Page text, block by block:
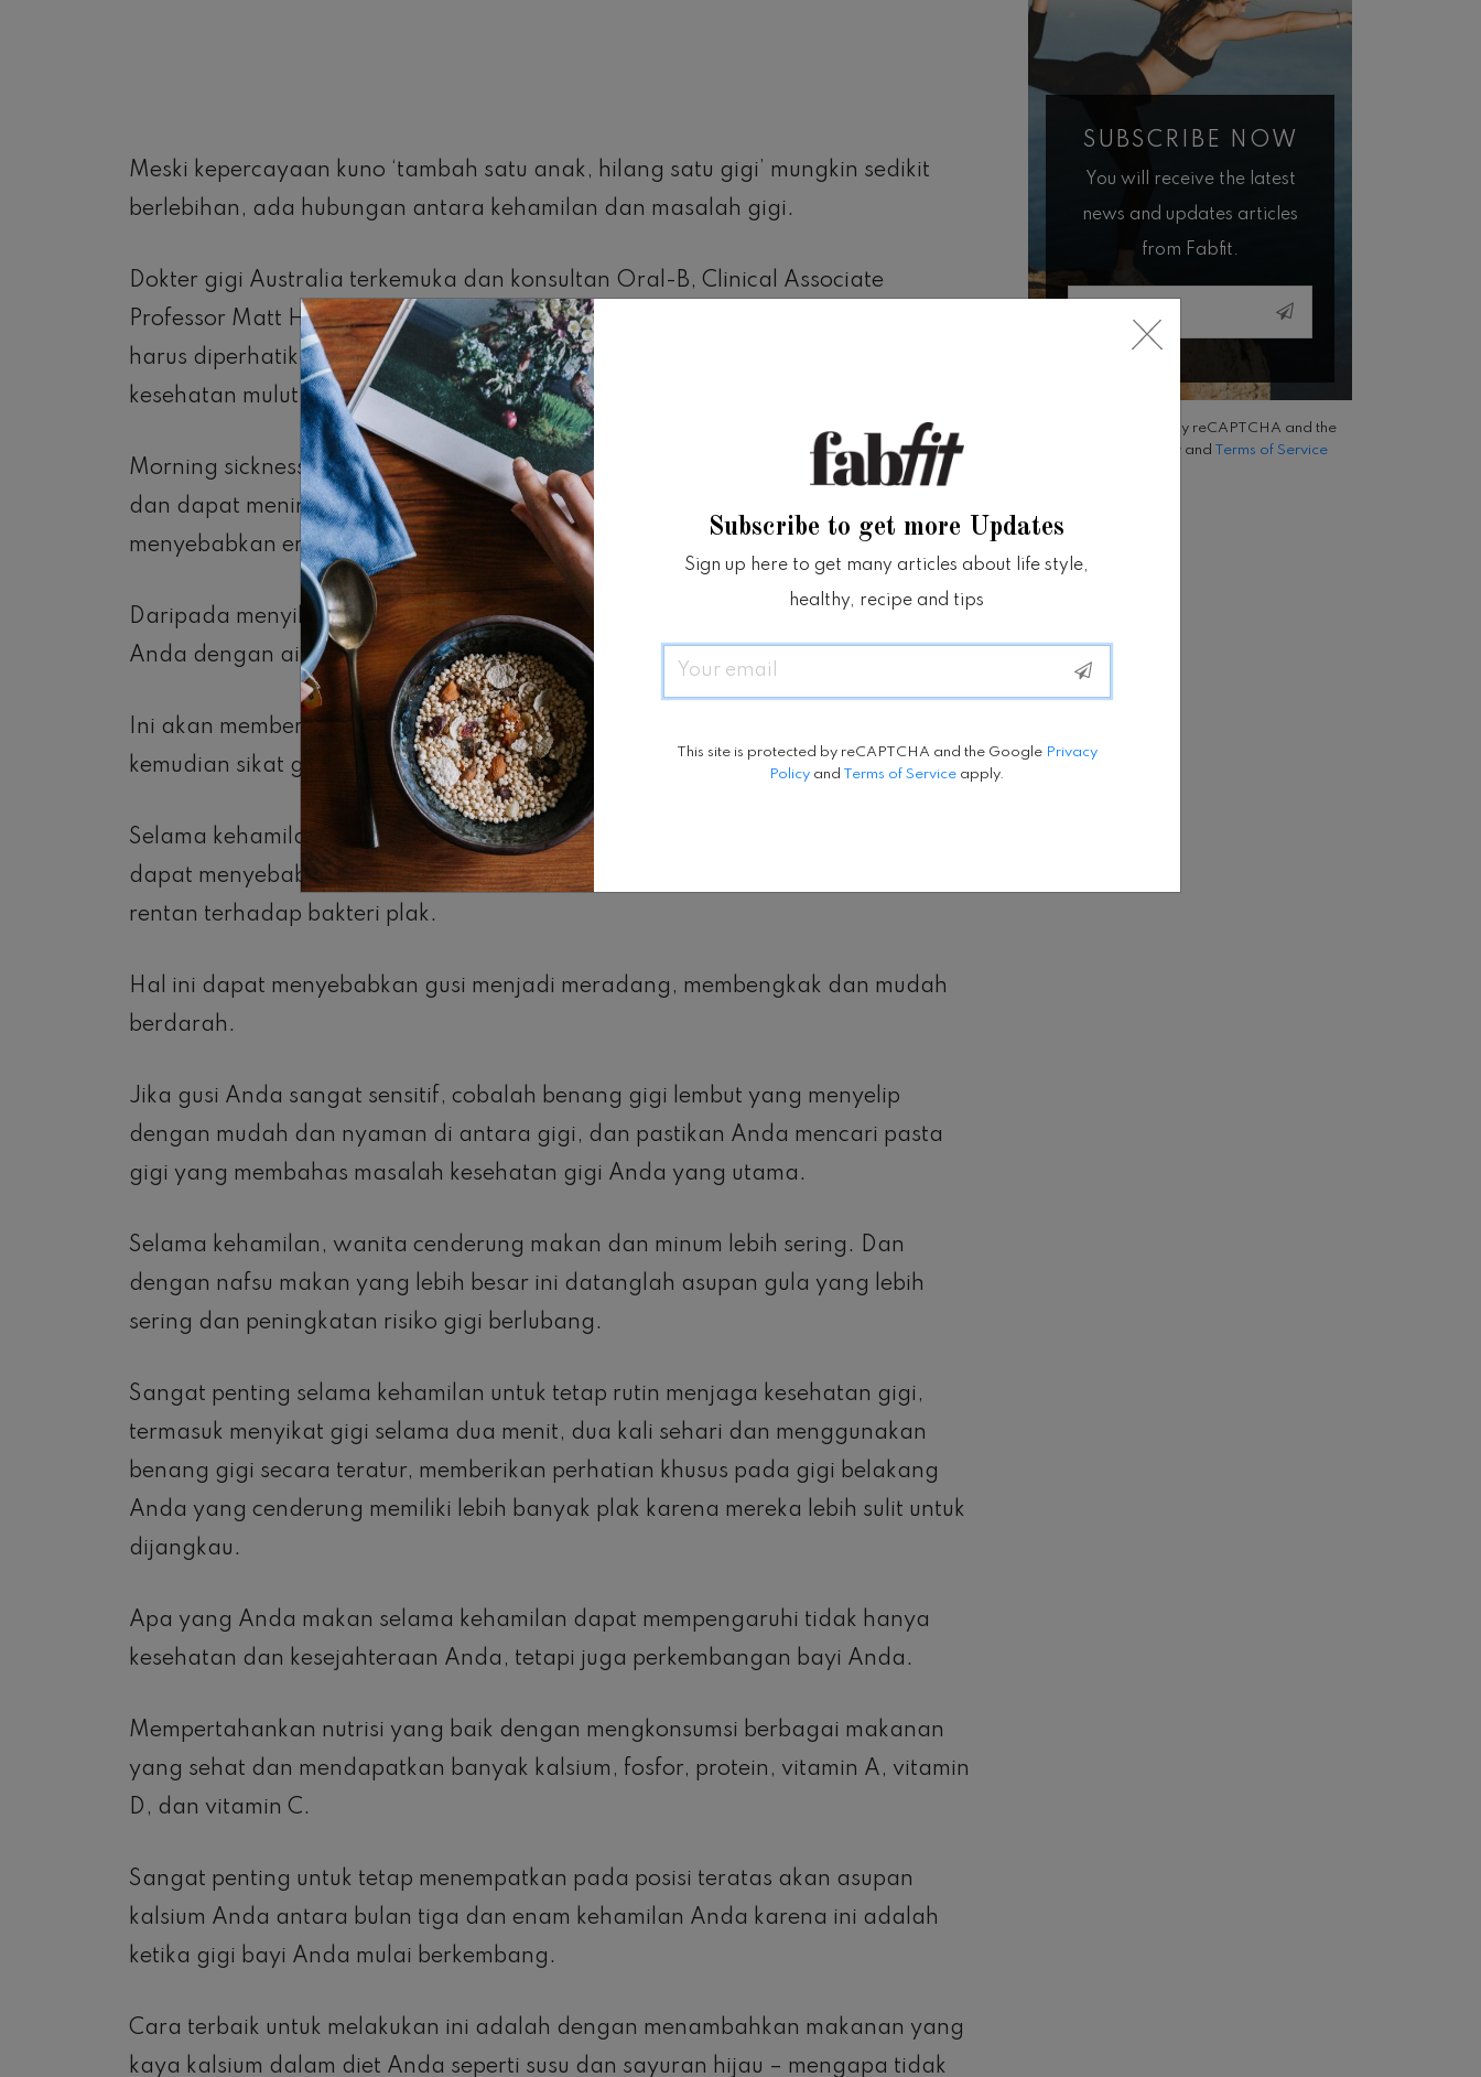
Meski kepercayaan kuno ‘tambah satu anak, hilang satu gigi’ mungkin sedikit
berlebihan, ada hubungan antara kehamilan dan masalah gigi.
Dokter gigi Australia terkemuka dan konsultan Oral-B, Clinical Associate
Professor Matt Hopcraft membagikan beberapa kekhawatiran terbesar yang
harus diperhatikan oleh para calon ibu, dan tips tentang cara untuk menjaga
kesehatan mulut yang baik selama kehamilan.
Morning sickness adalah yang paling umum selama trimester pertama kehamilan
dan dapat meningkatkan kadar keasaman dalam mulut Anda, sehingga
menyebabkan erosi pada enamel gigi.
Daripada menyikat gigi segera setelah terjadinya morning sickness, bilas mulut
Anda dengan air terlebih dahulu.
Ini akan memberikan waktu bagi air liur Anda untuk menetralkan efek asam, dan
kemudian sikat gigi Anda sekitar 60 menit kemudian.
Selama kehamilan, perubahan hormonal dengan estrogen dan progesteron
dapat menyebabkan lebih banyak darah mengalir ke gusi, membuat mereka lebih
rentan terhadap bakteri plak.
Hal ini dapat menyebabkan gusi menjadi meradang, membengkak dan mudah
berdarah.
Jika gusi Anda sangat sensitif, cobalah benang gigi lembut yang menyelip
dengan mudah dan nyaman di antara gigi, dan pastikan Anda mencari pasta
gigi yang membahas masalah kesehatan gigi Anda yang utama.
Selama kehamilan, wanita cenderung makan dan minum lebih sering. Dan
dengan nafsu makan yang lebih besar ini datanglah asupan gula yang lebih
sering dan peningkatan risiko gigi berlubang.
Sangat penting selama kehamilan untuk tetap rutin menjaga kesehatan gigi,
termasuk menyikat gigi selama dua menit, dua kali sehari dan menggunakan
benang gigi secara teratur, memberikan perhatian khusus pada gigi belakang
Anda yang cenderung memiliki lebih banyak plak karena mereka lebih sulit untuk
dijangkau.
Apa yang Anda makan selama kehamilan dapat mempengaruhi tidak hanya
kesehatan dan kesejahteraan Anda, tetapi juga perkembangan bayi Anda.
Mempertahankan nutrisi yang baik dengan mengkonsumsi berbagai makanan
yang sehat dan mendapatkan banyak kalsium, fosfor, protein, vitamin A, vitamin
D, dan vitamin C.
Sangat penting untuk tetap menempatkan pada posisi teratas akan asupan
kalsium Anda antara bulan tiga dan enam kehamilan Anda karena ini adalah
ketika gigi bayi Anda mulai berkembang.
Cara terbaik untuk melakukan ini adalah dengan menambahkan makanan yang
kaya kalsium dalam diet Anda seperti susu dan sayuran hijau – mengapa tidak
SUBSCRIBE NOW
You will receive the latest
news and updates articles
from Fabfit.
Email
This site is protected by reCAPTCHA and the
Privacy Policy and
Terms of Service
Subscribe to get more Updates
Sign up here to get many articles about life style,
healthy, recipe and tips
Email
This site is protected by reCAPTCHA and the Google Privacy
Policyand Terms of Serviceapply.